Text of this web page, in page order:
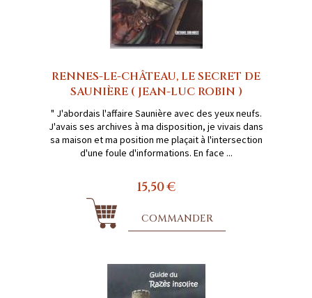
RENNES-LE-CHÂTEAU, LE SECRET DE
SAUNIÈRE ( JEAN-LUC ROBIN )
" J'abordais l'affaire Saunière avec des yeux neufs.
J'avais ses archives à ma disposition, je vivais dans
sa maison et ma position me plaçait à l'intersection
d'une foule d'informations. En face ...
15,50 €
COMMANDER